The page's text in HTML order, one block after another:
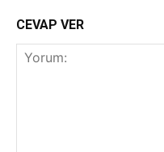
CEVAP VER